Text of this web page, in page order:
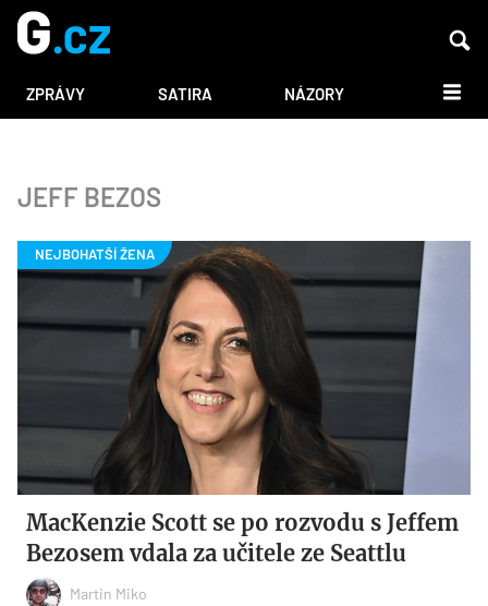
ZPRÁVY SATIRA NÁZORY DALŠÍ
JEFF BEZOS
MacKenzie Scott se po rozvodu s Jeffem
Bezosem vdala za učitele ze Seattlu
Martin Miko